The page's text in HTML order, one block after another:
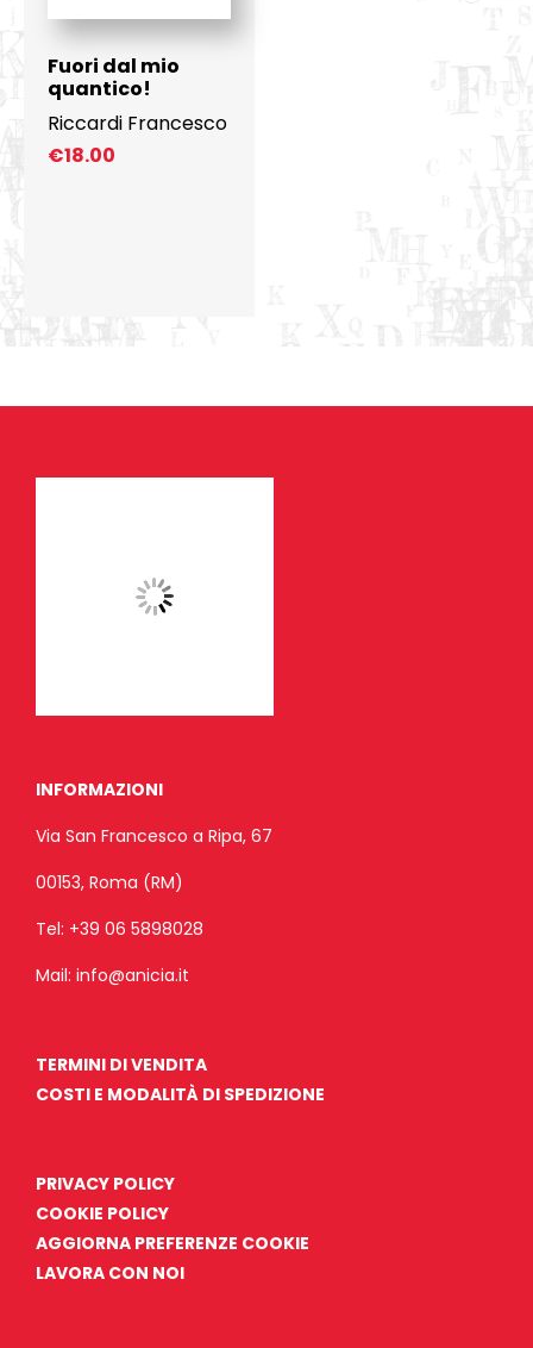
Fuori dal mio
quantico!
Riccardi Francesco
€18.00
INFORMAZIONI
Via San Francesco a Ripa, 67
00153, Roma (RM)
Tel: +39 06 5898028
Mail: info@anicia.it
TERMINI DI VENDITA
COSTI E MODALITÀ DI SPEDIZIONE
PRIVACY POLICY
COOKIE POLICY
AGGIORNA PREFERENZE COOKIE
LAVORA CON NOI